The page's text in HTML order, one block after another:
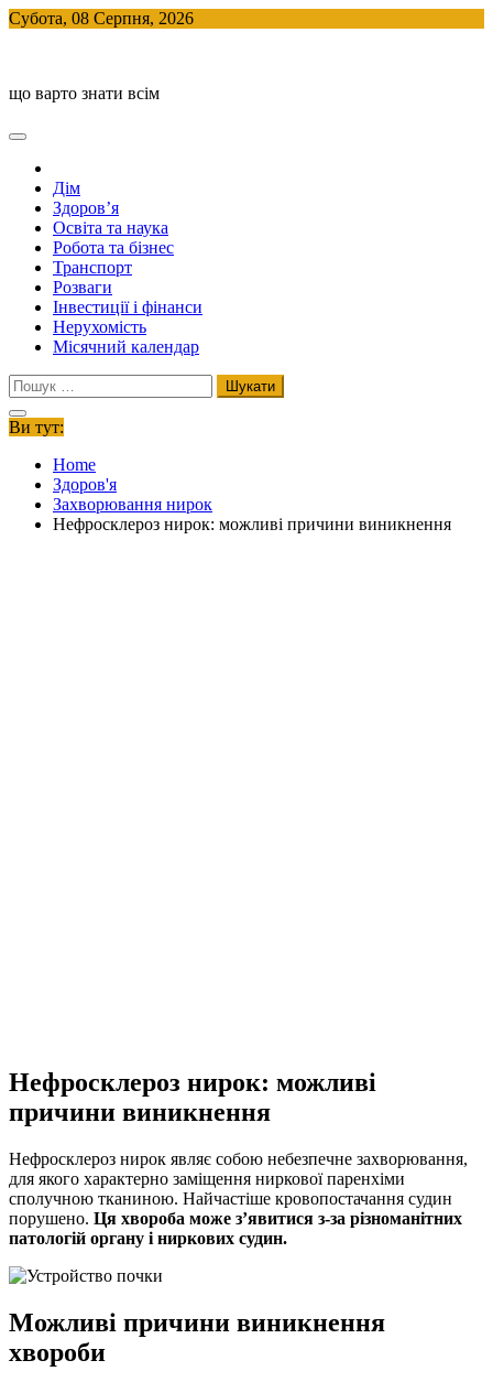
Skip
Субота, 08 Серпня, 2026
що варто знати всім
Дім
Здоров’я
Освіта та наука
Робота та бізнес
Транспорт
Розваги
Інвестиції і фінанси
Нерухомість
Місячний календар
Пошук:
Ви тут:
Home
Здоров'я
Захворювання нирок
Нефросклероз нирок: можливі причини виникнення
Нефросклероз нирок: можливі
причини виникнення
Нефросклероз нирок являє собою небезпечне захворювання,
для якого характерно заміщення ниркової паренхіми
сполучною тканиною. Найчастіше кровопостачання судин
порушено. Ця хвороба може з’явитися з-за різноманітних
патологій органу і ниркових судин.
Можливі причини виникнення
хвороби